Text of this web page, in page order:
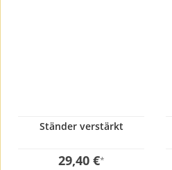
Ständer verstärkt
29,40 €*